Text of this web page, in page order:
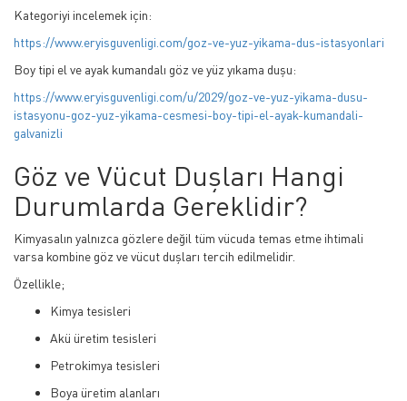
Kategoriyi incelemek için:
https://www.eryisguvenligi.com/goz-ve-yuz-yikama-dus-istasyonlari
Boy tipi el ve ayak kumandalı göz ve yüz yıkama duşu:
https://www.eryisguvenligi.com/u/2029/goz-ve-yuz-yikama-dusu-
istasyonu-goz-yuz-yikama-cesmesi-boy-tipi-el-ayak-kumandali-
galvanizli
Göz ve Vücut Duşları Hangi
Durumlarda Gereklidir?
Kimyasalın yalnızca gözlere değil tüm vücuda temas etme ihtimali
varsa kombine göz ve vücut duşları tercih edilmelidir.
Özellikle;
Kimya tesisleri
Akü üretim tesisleri
Petrokimya tesisleri
Boya üretim alanları